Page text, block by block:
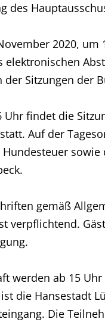
des
2020,
Sitzungen der
findet die
Auf der
gemäß
verpflichtend.
werden ab 15
die Hansestadt
Die